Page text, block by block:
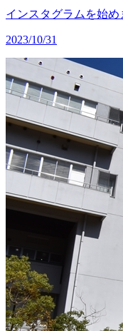
インスタグラムを始め
2023/10/31